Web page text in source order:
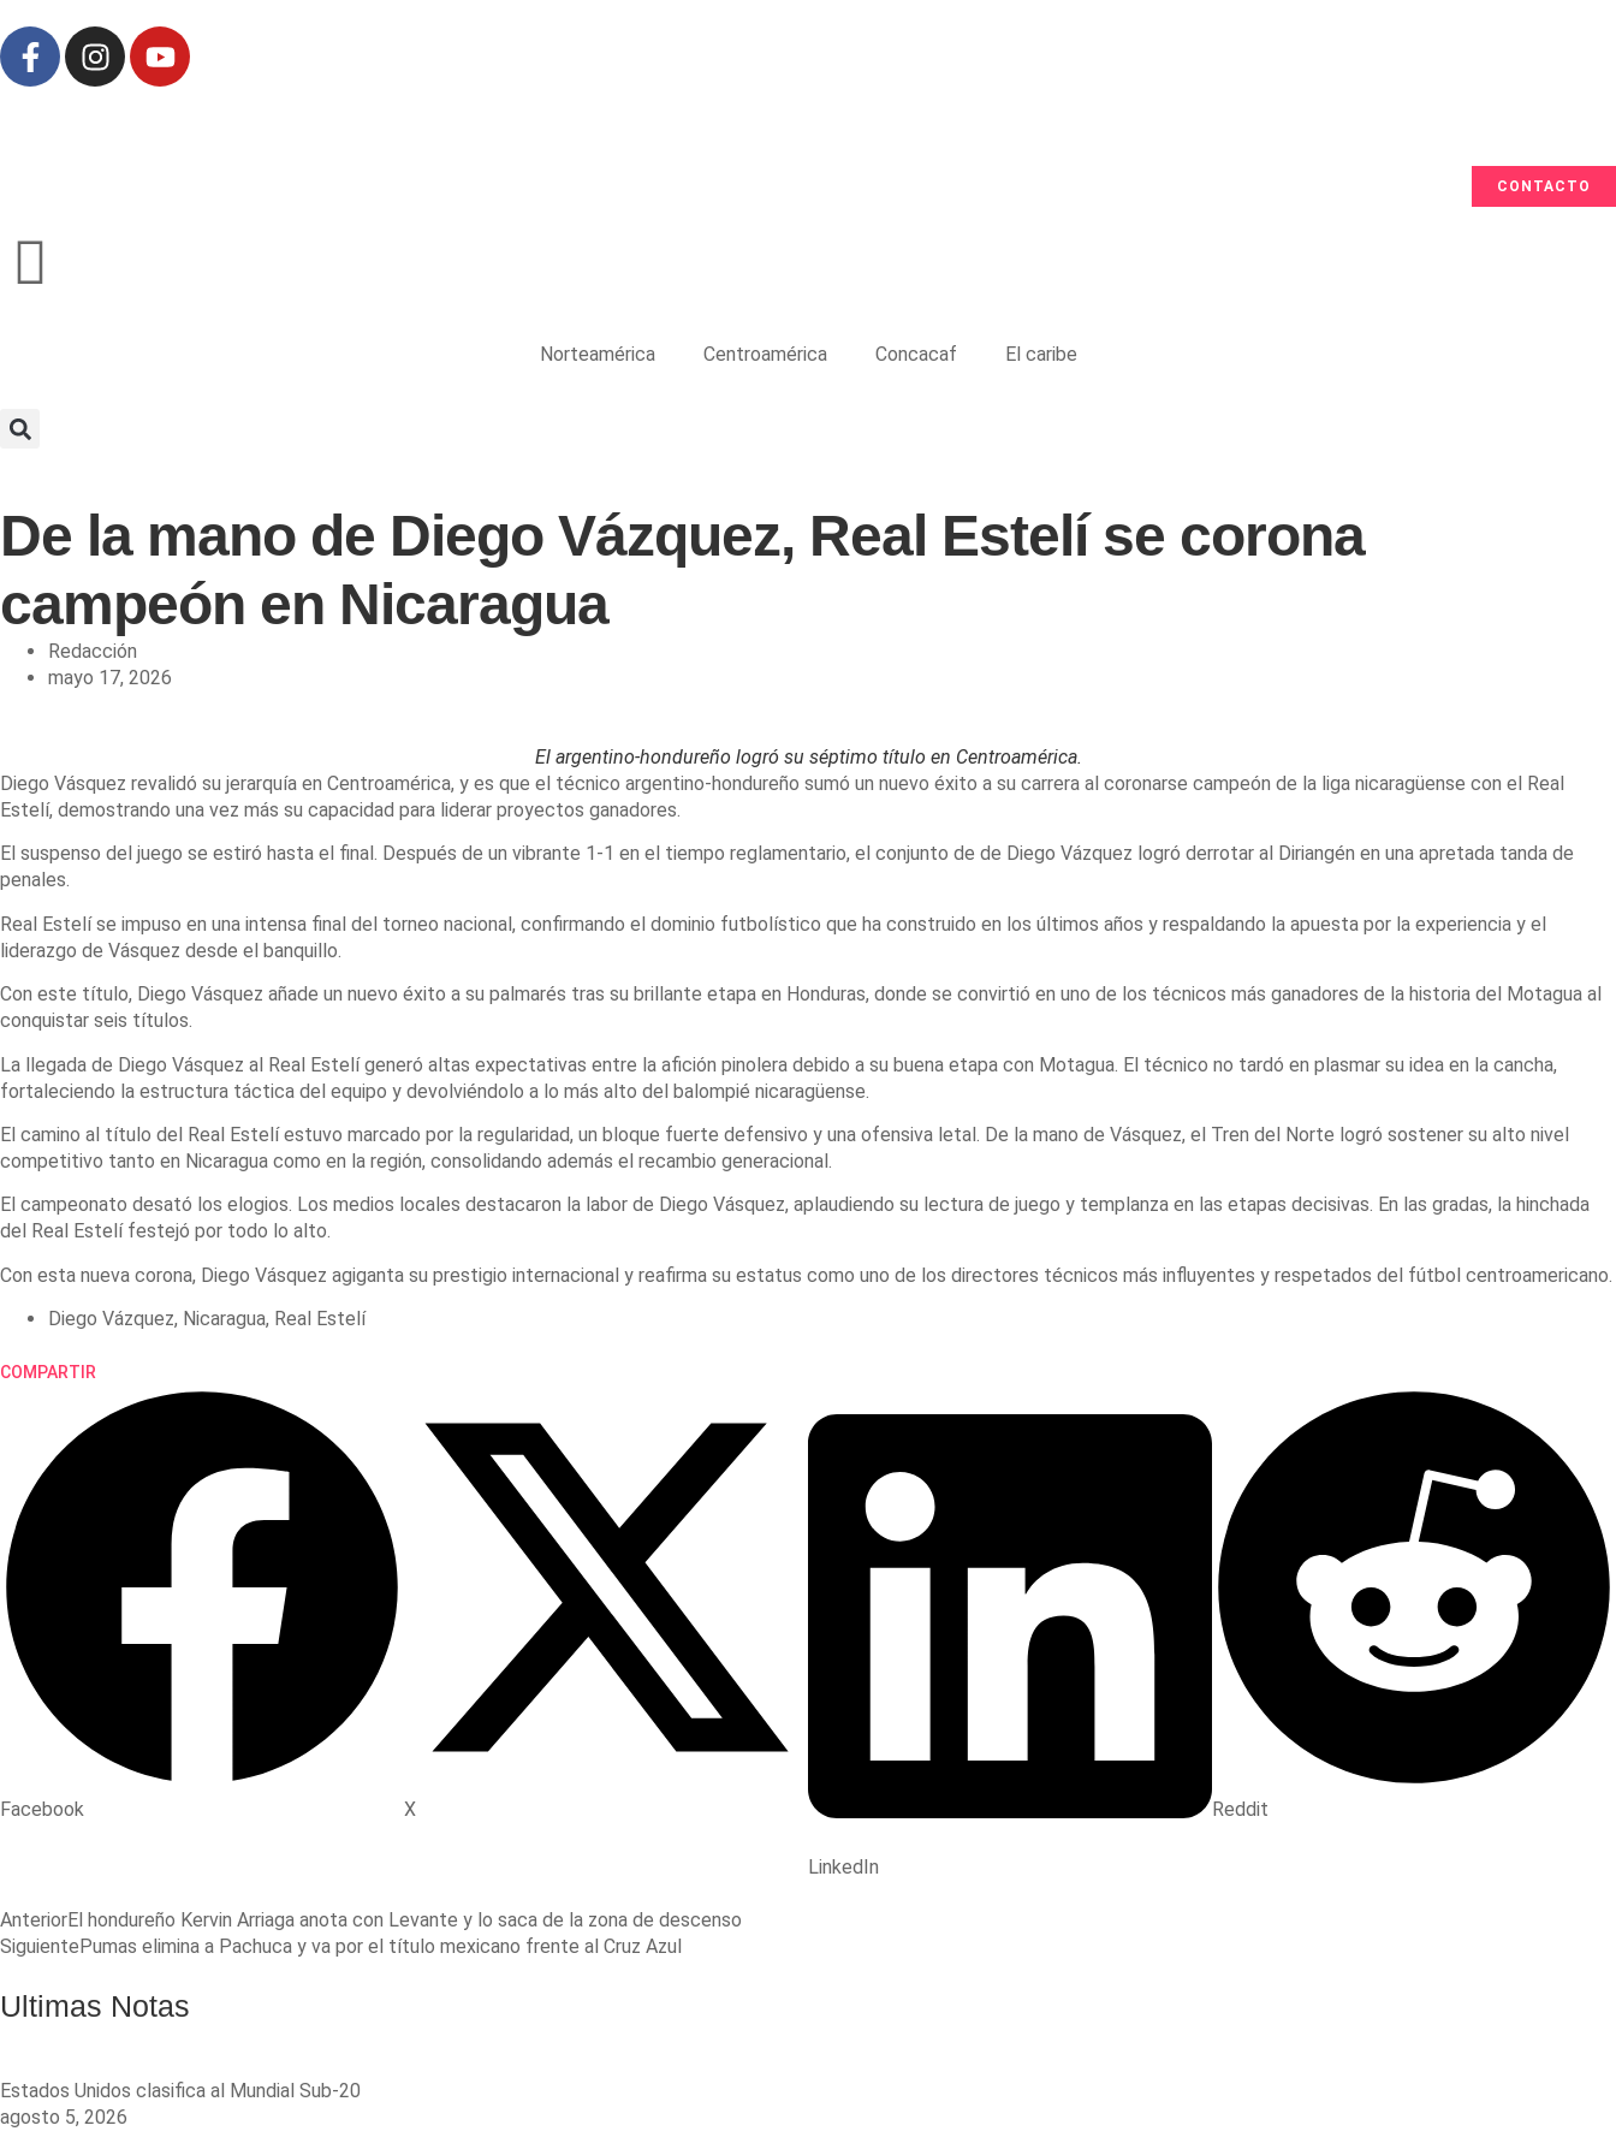
CONTACTO
Norteamérica Centroamérica Concacaf El caribe
De la mano de Diego Vázquez, Real Estelí se corona
campeón en Nicaragua
Redacción
mayo 17, 2026
El argentino-hondureño logró su séptimo título en Centroamérica.
Diego Vásquez revalidó su jerarquía en Centroamérica, y es que el técnico argentino-hondureño sumó un nuevo éxito a su carrera al coronarse campeón de la liga nicaragüense con el Real
Estelí, demostrando una vez más su capacidad para liderar proyectos ganadores.
El suspenso del juego se estiró hasta el final. Después de un vibrante 1-1 en el tiempo reglamentario, el conjunto de de Diego Vázquez logró derrotar al Diriangén en una apretada tanda de
penales.
Real Estelí se impuso en una intensa final del torneo nacional, confirmando el dominio futbolístico que ha construido en los últimos años y respaldando la apuesta por la experiencia y el
liderazgo de Vásquez desde el banquillo.
Con este título, Diego Vásquez añade un nuevo éxito a su palmarés tras su brillante etapa en Honduras, donde se convirtió en uno de los técnicos más ganadores de la historia del Motagua al
conquistar seis títulos.
La llegada de Diego Vásquez al Real Estelí generó altas expectativas entre la afición pinolera debido a su buena etapa con Motagua. El técnico no tardó en plasmar su idea en la cancha,
fortaleciendo la estructura táctica del equipo y devolviéndolo a lo más alto del balompié nicaragüense.
El camino al título del Real Estelí estuvo marcado por la regularidad, un bloque fuerte defensivo y una ofensiva letal. De la mano de Vásquez, el Tren del Norte logró sostener su alto nivel
competitivo tanto en Nicaragua como en la región, consolidando además el recambio generacional.
El campeonato desató los elogios. Los medios locales destacaron la labor de Diego Vásquez, aplaudiendo su lectura de juego y templanza en las etapas decisivas. En las gradas, la hinchada
del Real Estelí festejó por todo lo alto.
Con esta nueva corona, Diego Vásquez agiganta su prestigio internacional y reafirma su estatus como uno de los directores técnicos más influyentes y respetados del fútbol centroamericano.
Diego Vázquez, Nicaragua, Real Estelí
COMPARTIR
Facebook X
LinkedIn
Reddit
AnteriorEl hondureño Kervin Arriaga anota con Levante y lo saca de la zona de descenso
SiguientePumas elimina a Pachuca y va por el título mexicano frente al Cruz Azul
Ultimas Notas
Estados Unidos clasifica al Mundial Sub-20
agosto 5, 2026